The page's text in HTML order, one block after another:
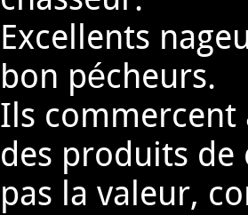
Excellents
bon pécheurs.
Ils commercent
des produits de
pas la valeur,